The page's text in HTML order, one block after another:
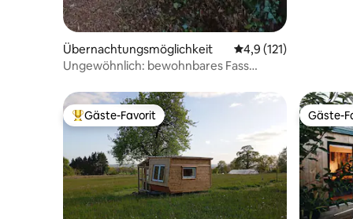
Übernachtungsmöglichkeit Durchschnittliche
4,9 (121)
Ungewöhnlich: bewohnbares Fass
Beliebter Gäste-Favorit.
Gäste-Favorit Gäste-
Gäste-